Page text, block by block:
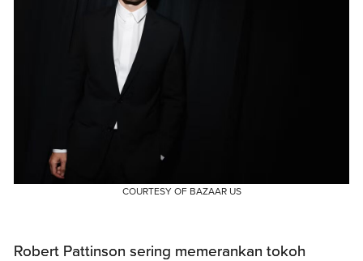
COURTESY OF BAZAAR US
Robert Pattinson sering memerankan tokoh